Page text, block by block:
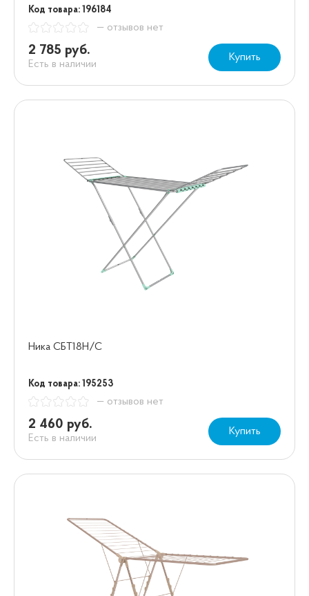
Код товара: 196184
— отзывов нет
2 785 руб.
Есть в наличии
Купить
Ника СБТ18Н/С
Код товара: 195253
— отзывов нет
2 460 руб.
Есть в наличии
Купить